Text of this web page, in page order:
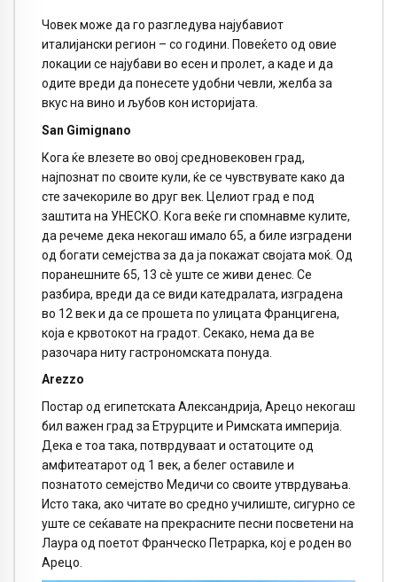
Човек може да го разгледува најубавиот
италијански регион – со години. Повеќето од овие
локации се најубави во есен и пролет, а каде и да
одите вреди да понесете удобни чевли, желба за
вкус на вино и љубов кон историјата.
San Gimignano
Кога ќе влезете во овој средновековен град,
најпознат по своите кули, ќе се чувствувате како да
сте зачекориле во друг век. Целиот град е под
заштита на УНЕСКО. Кога веќе ги спомнавме кулите,
да речеме дека некогаш имало 65, а биле изградени
од богати семејства за да ја покажат својата моќ. Од
поранешните 65, 13 сè уште се живи денес. Се
разбира, вреди да се види катедралата, изградена
во 12 век и да се прошета по улицата Францигена,
која е крвотокот на градот. Секако, нема да ве
разочара ниту гастрономската понуда.
Arezzo
Постар од египетската Александрија, Арецо некогаш
бил важен град за Етрурците и Римската империја.
Дека е тоа така, потврдуваат и остатоците од
амфитеатарот од 1 век, а белег оставиле и
познатото семејство Медичи со своите утврдувања.
Исто така, ако читате во средно училиште, сигурно се
уште се сеќавате на прекрасните песни посветени на
Лаура од поетот Франческо Петрарка, кој е роден во
Арецо.